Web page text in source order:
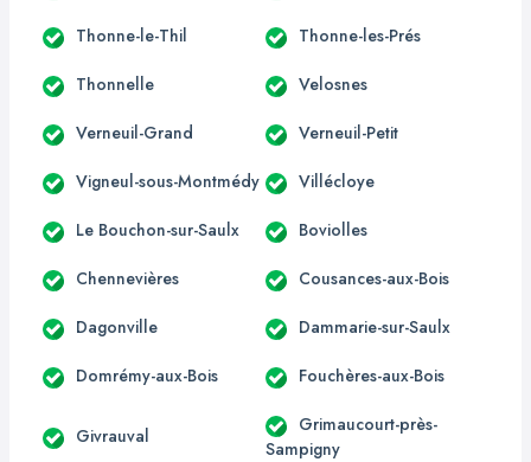
Thonne-le-Thil Thonne-les-Prés
Thonnelle Velosnes
Verneuil-Grand Verneuil-Petit
Vigneul-sous-Montmédy Villécloye
Le Bouchon-sur-Saulx Boviolles
Chennevières Cousances-aux-Bois
Dagonville Dammarie-sur-Saulx
Domrémy-aux-Bois Fouchères-aux-Bois
Givrauval
Grimaucourt-près-
Sampigny